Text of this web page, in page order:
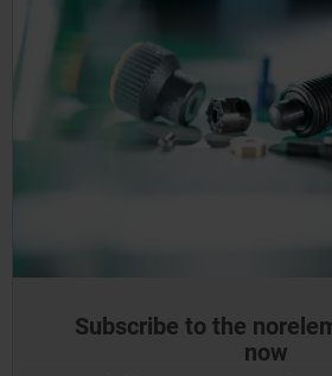
Subscribe to the
now